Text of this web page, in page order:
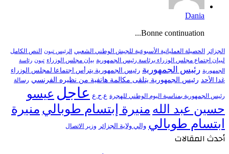
Dania
Bonne continuation...
الجزائر الحصيلة العملياتية الأسبوعية للجيش الوطني الشعبي الرئيس تبون النص الكامل
لبيان اجتماع مجلس الوزراء برئاسة رئيس الجمهورية بيان مجلس الوزراء تبون رئاسة
الجمهورية رئيس الجمهورية رئيس الجمهورية يترأس اجتماعا لمجلس الوزراء
غدا الأحد رئيس الجمهورية يتلقى مكالمة هاتفية من نظيره الفرنسي رسالة
رئيس الجمهورية بمناسبة اليوم الوطني للهجرة ع.ح.ع عاجل عيسو
حسين عبد الله منيرة إبتسام طوبالي منيرة
ابتسام طوبالي والي ولاية الجزائر وزير الاتصال
أحدث المقالات